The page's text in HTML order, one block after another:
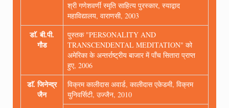
श्री गणेशवर्णी स्मृति साहित्य पुरस्कार, स्याद्वाद
महाविद्यालय, वाराणसी, 2003
डाॅ. बी.पी.
गौड
पुस्तक "PERSONALITY AND
TRANSCENDENTAL MEDITATION" को
अमेरिका के अन्तर्राष्ट्रीय बाजार में पाँच सितारा प्राप्त
हुए, 2006
डाॅ. जिनेन्द्र
जैन
विक्रम कालीदास अवार्ड, कालीदास एकेडमी, विक्रम
युनिवर्सिटी, उज्जैन, 2010